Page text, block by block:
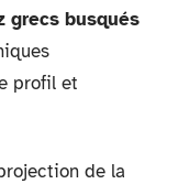
grecs busqués
profil et
de la